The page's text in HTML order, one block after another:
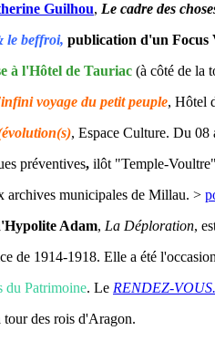
Guilhou, Le cadre des
le beffroi, publication d'un
à l'Hôtel de Tauriac (à côté de la
voyage du petit peuple, Hôtel
, Espace Culture. Du 08
préventives, ilôt "Temple-
archives municipales de Millau. >
Adam, La Déploration,
de 1914-1918. Elle a été
du Patrimoine. Le RENDEZ-VOUS.
tour des rois d'Aragon.